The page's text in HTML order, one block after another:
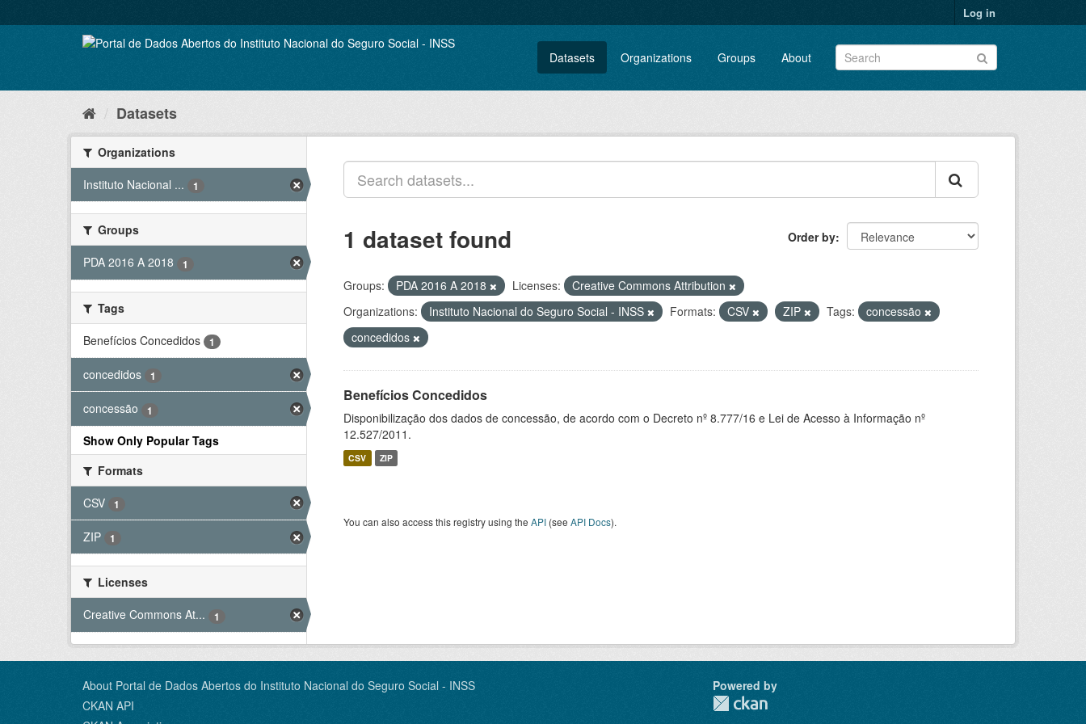
to
Log in
Datasets Organizations Groups About
Datasets
Organizations
Instituto Nacional ...
1
Groups
PDA 2016 A 2018
1
Tags
Benefícios Concedidos
1
concedidos 1
concessão 1
Show Only Popular Tags
Formats
CSV
1
ZIP 1
Licenses
Creative Commons At...
1
Order by
1 dataset found
Groups: PDA 2016 A 2018 Licenses:
Creative Commons Attribution
Organizations:
Instituto Nacional do Seguro Social - INSS Formats: CSV ZIP Tags:
concessão
concedidos
Benefícios Concedidos
Disponibilização dos dados de concessão, de acordo com o Decreto nº 8.777/16 e Lei de Acesso à Informação nº
12.527/2011.
CSV ZIP
You can also access this registry using the API (see API Docs).
About Portal de Dados Abertos do Instituto Nacional do Seguro Social - INSS
CKAN API
Powered by